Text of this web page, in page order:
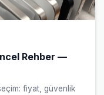
Rehber —
fiyat, güvenlik